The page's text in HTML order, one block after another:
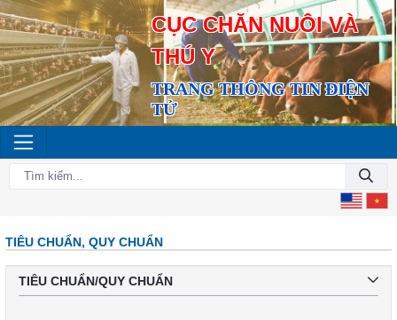
CỤC CHĂN NUÔI VÀ
THÚ Y
TRANG THÔNG TIN ĐIỆN
TỬ
TIÊU CHUẨN, QUY CHUẨN
TIÊU CHUẨN/QUY CHUẨN